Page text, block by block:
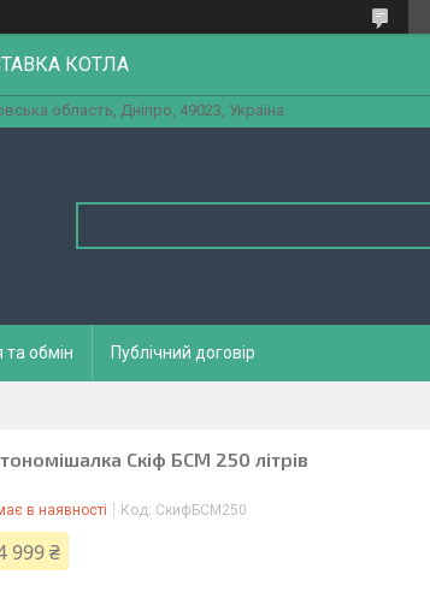
КОТЛА
область, Дніпро, 49023, Україна
обмін Публічний договір
Скіф БСМ 250 літрів
в наявності Код: СкифБСМ250
999 ₴